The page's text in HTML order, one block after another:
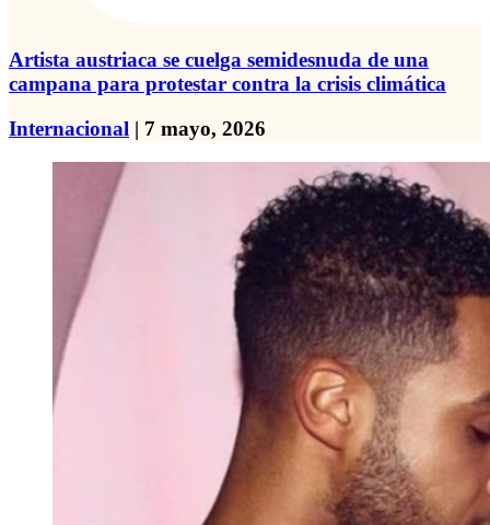
Artista austriaca se cuelga semidesnuda de una
campana para protestar contra la crisis climática
Internacional | 7 mayo, 2026